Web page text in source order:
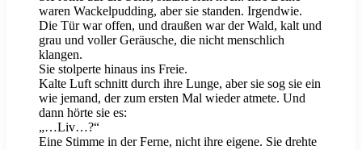
waren Wackelpudding, aber sie standen. Irgendwie.
Die Tür war offen, und draußen war der Wald, kalt und
grau und voller Geräusche, die nicht menschlich
klangen.
Sie stolperte hinaus ins Freie.
Kalte Luft schnitt durch ihre Lunge, aber sie sog sie ein
wie jemand, der zum ersten Mal wieder atmete. Und
dann hörte sie es:
„…Liv…?“
Eine Stimme in der Ferne, nicht ihre eigene. Sie drehte